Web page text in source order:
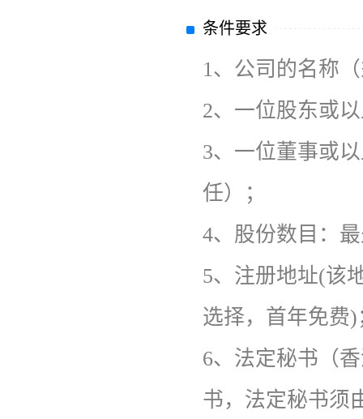
条件要求
1、 公司的名称
2、 一位股东或
3、 一位董事或
任）；
4、 股份数目：
5、 注册地址(该
选择，首年免费)
6、 法定秘书（
书，法定秘书须